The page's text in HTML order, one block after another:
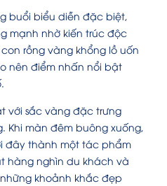
buổi biểu diễn đặc biệt,
mạnh nhờ kiến trúc độc
rồng vàng khổng lồ uốn
nên điểm nhấn nổi bật
với sắc vàng đặc trưng
Khi màn đêm buông xuống,
đây thành một tác phẩm
hàng nghìn du khách và
khoảnh khắc đẹp